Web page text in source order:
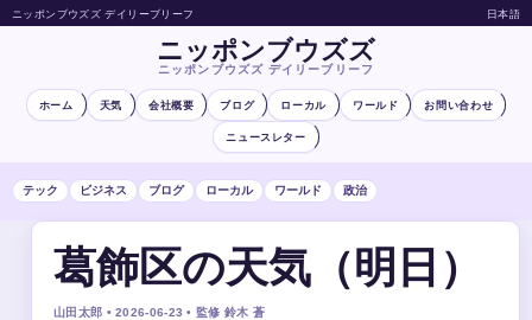
ニッポンブウズズ デイリーブリーフ 日本語
ニッポンブウズズ
ニッポンブウズズ デイリーブリーフ
ホーム 天気 会社概要 ブログ ローカル ワールド お問い合わせ
ニュースレター
テック ビジネス ブログ ローカル ワールド 政治
葛飾区の天気（明日）
山田太郎 • 2026-06-23 • 監修 鈴木 蒼